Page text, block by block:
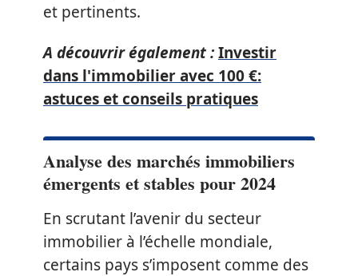
et pertinents.
A découvrir également :Investir
dans l'immobilier avec 100 €:
astuces et conseils pratiques
Analyse des marchés immobiliers
émergents et stables pour 2024
En scrutant l’avenir du secteur
immobilier à l’échelle mondiale,
certains pays s’imposent comme des